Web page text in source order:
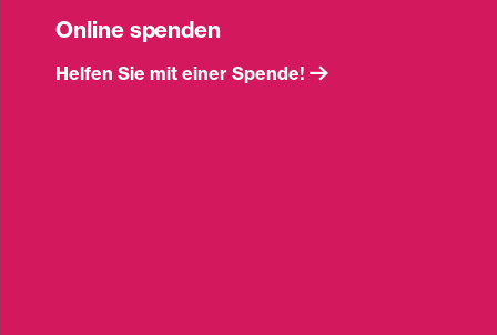
Online spenden
Helfen Sie mit einer Spende!